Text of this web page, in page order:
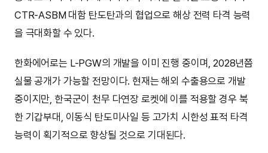
CTR-ASBM 대함 탄도탄과의 협업으로 해상 전력 타격 능력
을 극대화할 수 있다.
한화에어로는 L-PGW의 개발을 이미 진행 중이며, 2028년쯤
실물 공개가 가능할 전망이다. 현재는 해외 수출용으로 개발
중이지만, 한국군이 천무 다연장 로켓에 이를 적용할 경우 북
한 기갑부대, 이동식 탄도미사일 등 고가치 시한성 표적 타격
능력이 획기적으로 향상될 것으로 기대된다.